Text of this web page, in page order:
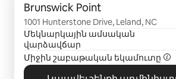
Brunswick Point
1001 Hunterstone Drive, Leland, NC
Մեկնարկային ամսական
վարձավճար
Միջին շաբաթական եկամուտը